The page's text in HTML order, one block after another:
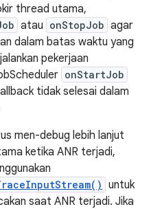
thread utama,
atau onStopJob agar
dalam batas waktu yang
pekerjaan
onStartJob
tidak selesai dalam
men-debug lebih lanjut
ketika ANR terjadi,
untuk
saat ANR terjadi. Jika